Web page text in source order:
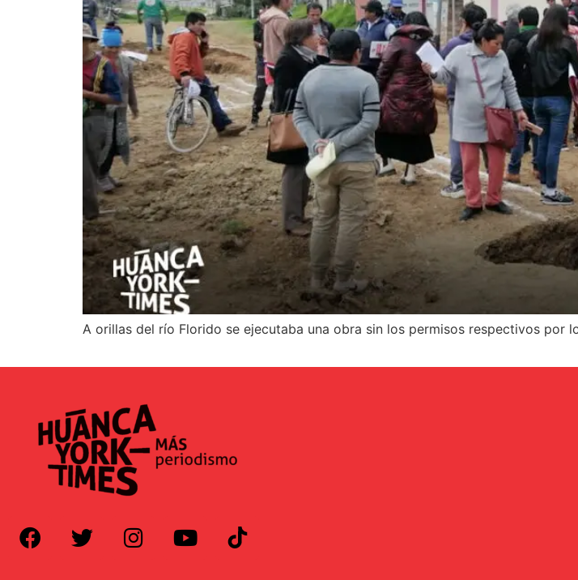
A orillas del río Florido se ejecutaba una obra sin los permisos respectivos por